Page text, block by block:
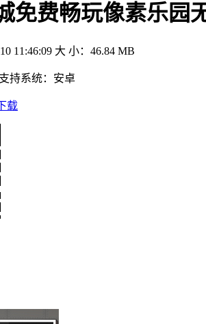
免费畅玩像素乐园
11:46:09 大 小： 46.84 MB
支持系统： 安卓
载